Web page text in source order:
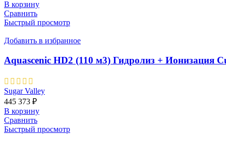
В корзину
Сравнить
Быстрый просмотр
Добавить в избранное
Aquascenic HD2 (110 м3) Гидролиз + Ионизация
Sugar Valley
445 373 ₽
В корзину
Сравнить
Быстрый просмотр